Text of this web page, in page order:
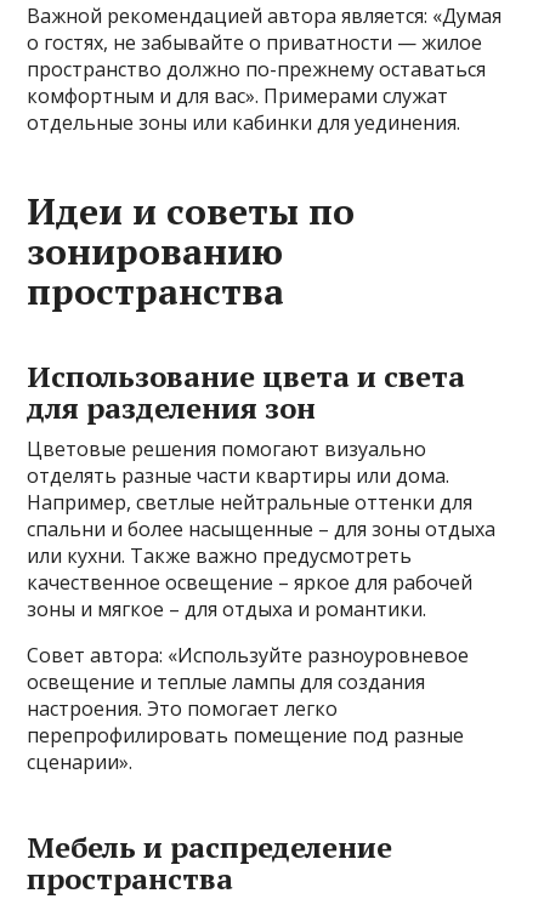
Важной рекомендацией автора является: «Думая
о гостях, не забывайте о приватности — жилое
пространство должно по-прежнему оставаться
комфортным и для вас». Примерами служат
отдельные зоны или кабинки для уединения.
Идеи и советы по
зонированию
пространства
Использование цвета и света
для разделения зон
Цветовые решения помогают визуально
отделять разные части квартиры или дома.
Например, светлые нейтральные оттенки для
спальни и более насыщенные – для зоны отдыха
или кухни. Также важно предусмотреть
качественное освещение – яркое для рабочей
зоны и мягкое – для отдыха и романтики.
Совет автора: «Используйте разноуровневое
освещение и теплые лампы для создания
настроения. Это помогает легко
перепрофилировать помещение под разные
сценарии».
Мебель и распределение
пространства